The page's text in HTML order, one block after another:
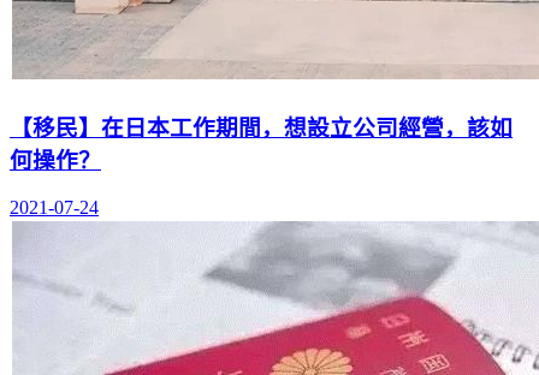
【移民】在日本工作期間，想設立公司經營，該如
何操作？
2021-07-24